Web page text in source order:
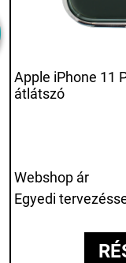
Apple iPhone 11
átlátszó
Webshop ár
Egyedi